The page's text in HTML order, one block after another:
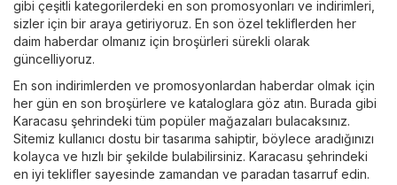
gibi çeşitli kategorilerdeki en son promosyonları ve indirimleri,
sizler için bir araya getiriyoruz. En son özel tekliflerden her
daim haberdar olmanız için broşürleri sürekli olarak
güncelliyoruz.
En son indirimlerden ve promosyonlardan haberdar olmak için
her gün en son broşürlere ve kataloglara göz atın. Burada gibi
Karacasu şehrindeki tüm popüler mağazaları bulacaksınız.
Sitemiz kullanıcı dostu bir tasarıma sahiptir, böylece aradığınızı
kolayca ve hızlı bir şekilde bulabilirsiniz. Karacasu şehrindeki
en iyi teklifler sayesinde zamandan ve paradan tasarruf edin.